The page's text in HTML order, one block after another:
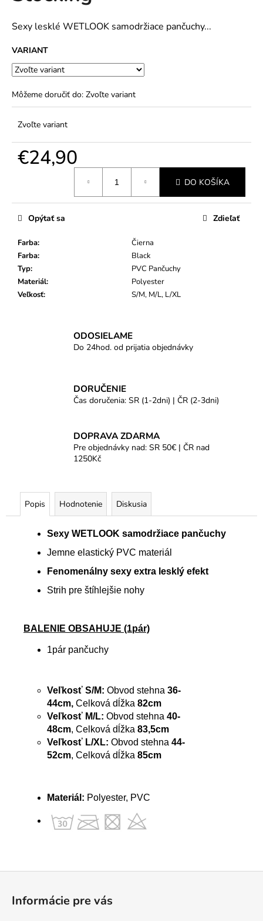
hviezdičiek.
Sexy lesklé WETLOOK samodržiace pančuchy...
VARIANT
Môžeme doručiť do: Zvoľte variant
Zvoľte variant
€24,90
DO KOŠÍKA
Farba:
Čierna
Farba:
Black
Typ:
PVC Pančuchy
Materiál:
Polyester
Veľkosť: S/M, M/L, L/XL
Opýtať sa Zdieľať
ODOSIELAME
Do 24hod. od prijatia objednávky
DORUČENIE
Čas doručenia: SR (1-2dni) | ČR (2-3dni)
DOPRAVA ZDARMA
Pre objednávky nad: SR 50€ | ČR nad
1250Kč
Popis Hodnotenie Diskusia
Sexy WETLOOK samodržiace pančuchy
Jemne elastický PVC materiál
Fenomenálny sexy extra lesklý efekt
Strih pre štíhlejšie nohy
BALENIE OBSAHUJE (1pár)
1pár pančuchy
Veľkosť S/M: Obvod stehna 36-
44cm, Celková dĺžka 82cm
Veľkosť M/L: Obvod stehna 40-
48cm, Celková dĺžka 83,5cm
Veľkosť L/XL: Obvod stehna 44-
52cm, Celková dĺžka 85cm
Materiál: Polyester, PVC
m
Informácie pre vás